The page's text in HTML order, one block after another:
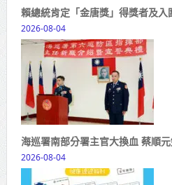
賴總統肯定「金唐獎」得獎者及
2026-08-04
海巡署南部分署主官大換血 蔡順
2026-08-04